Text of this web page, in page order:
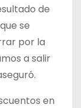
de
se
por la
a salir
en